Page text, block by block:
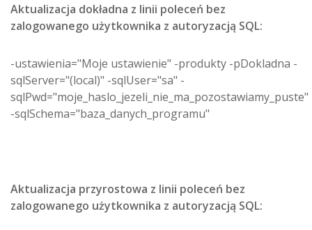
Aktualizacja dokładna z linii poleceń bez
zalogowanego użytkownika z autoryzacją SQL:
-ustawienia="Moje ustawienie" -produkty -pDokladna -
sqlServer="(local)" -sqlUser="sa" -
sqlPwd="moje_haslo_jezeli_nie_ma_pozostawiamy_puste"
-sqlSchema="baza_danych_programu"
Aktualizacja przyrostowa z linii poleceń bez
zalogowanego użytkownika z autoryzacją SQL: